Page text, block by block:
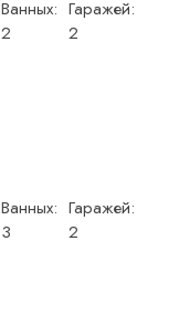
Ванных:
2
Гаражей:
2
Ванных:
3
Гаражей:
2